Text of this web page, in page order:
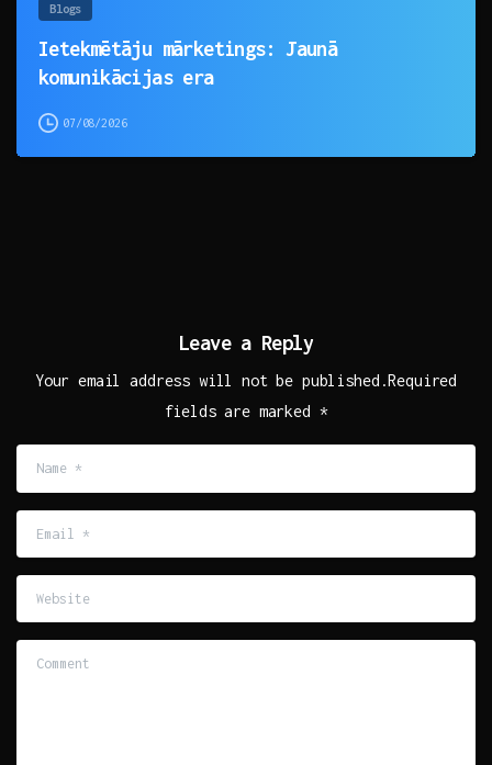
Blogs
Ietekmētāju mārketings: Jaunā
komunikācijas era
07/08/2026
Leave a Reply
Your email address will not be published.Required
fields are marked *
*
Website